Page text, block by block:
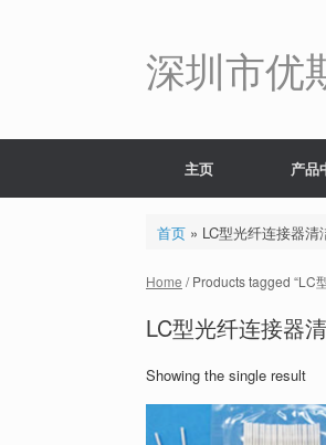
深圳市优
主页 产品
首页» LC型光纤连接器清
Home / Products tagged “LC
LC型光纤连接器
Showing the single result